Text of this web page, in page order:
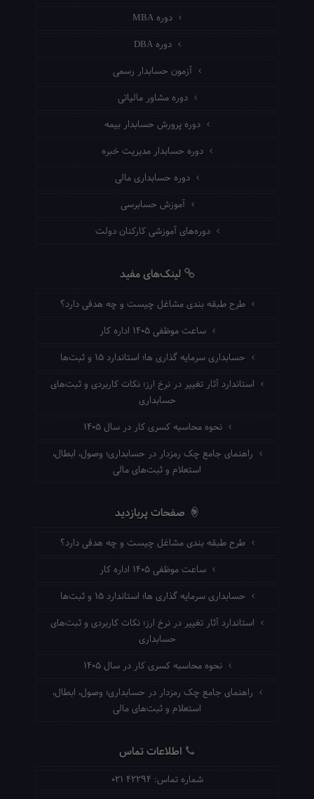
دوره MBA
دوره DBA
آزمون حسابدار رسمی
دوره مشاور مالیاتی
دوره پرورش حسابدار بیمه
دوره حسابدار مدیریت خبره
دوره حسابداری مالی
آموزش حسابرسی
دوره‌های آموزشی کارکنان دولت
لینک‌های مفید
طرح طبقه بندی مشاغل چیست و چه هدفی دارد؟
ساعت موظفی ۱۴۰۵ اداره کار
حسابداری سرمایه گذاری ها؛ استاندارد ۱۵ و ثبت‌ها
استاندارد آثار تغییر در نرخ ارز؛ نکات کاربردی و ثبت‌های
حسابداری
نحوه محاسبه کسری کار در سال ۱۴۰۵
راهنمای جامع چک رمزدار در حسابداری؛ وصول، ابطال،
استعلام و ثبت‌های مالی
صفحات پربازدید
طرح طبقه بندی مشاغل چیست و چه هدفی دارد؟
ساعت موظفی ۱۴۰۵ اداره کار
حسابداری سرمایه گذاری ها؛ استاندارد ۱۵ و ثبت‌ها
استاندارد آثار تغییر در نرخ ارز؛ نکات کاربردی و ثبت‌های
حسابداری
نحوه محاسبه کسری کار در سال ۱۴۰۵
راهنمای جامع چک رمزدار در حسابداری؛ وصول، ابطال،
استعلام و ثبت‌های مالی
اطلاعات تماس
شماره تماس: 021 42294